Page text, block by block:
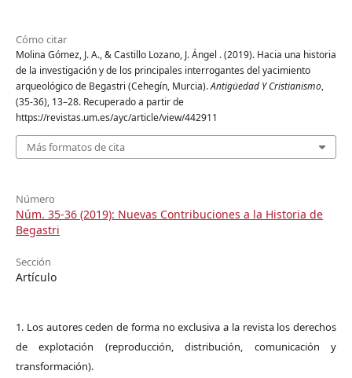
Cómo citar
Molina Gómez, J. A., & Castillo Lozano, J. Ángel . (2019). Hacia una historia
de la investigación y de los principales interrogantes del yacimiento
arqueológico de Begastri (Cehegín, Murcia).Antigüedad Y Cristianismo,
(35-36), 13–28. Recuperado a partir de
https://revistas.um.es/ayc/article/view/442911
Más formatos de cita
Número
Núm. 35-36 (2019): Nuevas Contribuciones a la Historia de
Begastri
Sección
Artículo
1. Los autores ceden de forma no exclusiva a la revista los derechos
de explotación (reproducción, distribución, comunicación y
transformación).